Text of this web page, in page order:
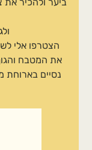
הצטרפו אלי
את המטבח
נסיים בארוחת